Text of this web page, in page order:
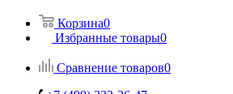
Корзина0
Избранные товары0
Сравнение товаров0